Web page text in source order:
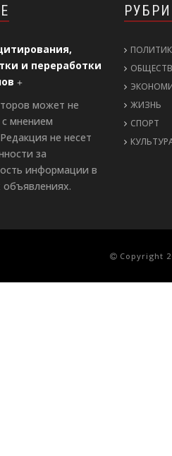
и переработки
может не
мнением
не несет
за
информации в
ЖИЗНЬ
СПОРТ
Copyright